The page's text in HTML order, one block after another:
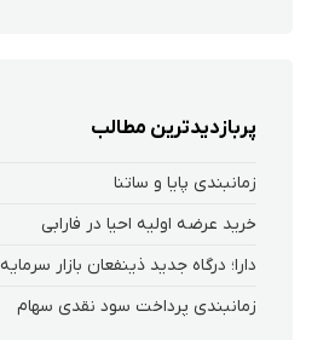
پربازدیدترین مطالب
زمانبندی پایا و ساتنا
خرید عرضه اولیه احیا در فارابی
دارا؛ درگاه جدید ذینفعان بازار سرمایه
زمانبندی پرداخت سود نقدی سهام‌